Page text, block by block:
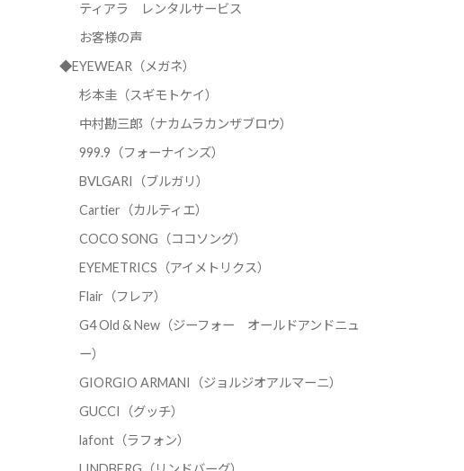
ティアラ レンタルサービス
お客様の声
◆EYEWEAR（メガネ）
杉本圭（スギモトケイ）
中村勘三郎（ナカムラカンザブロウ）
999.9（フォーナインズ）
BVLGARI（ブルガリ）
Cartier（カルティエ）
COCO SONG（ココソング）
EYEMETRICS（アイメトリクス）
Flair（フレア）
G4 Old & New（ジーフォー オールドアンドニュ
ー）
GIORGIO ARMANI（ジョルジオアルマーニ）
GUCCI（グッチ）
lafont（ラフォン）